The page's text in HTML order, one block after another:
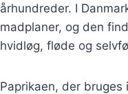
århundreder. I
madplaner, og den
hvidløg, fløde og
Paprikaen, der